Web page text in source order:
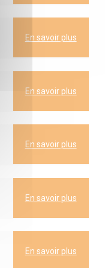
En savoir plus
En savoir plus
En savoir plus
En savoir plus
En savoir plus